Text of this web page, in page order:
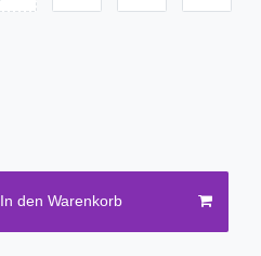
In den Warenkorb